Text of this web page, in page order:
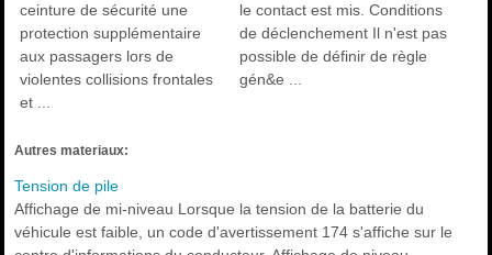
ceinture de sécurité une
protection supplémentaire
aux passagers lors de
violentes collisions frontales
et ...
le contact est mis. Conditions
de déclenchement Il n'est pas
possible de définir de règle
gén&e ...
Autres materiaux:
Tension de pile
Affichage de mi-niveau Lorsque la tension de la batterie du
véhicule est faible, un code d'avertissement 174 s'affiche sur le